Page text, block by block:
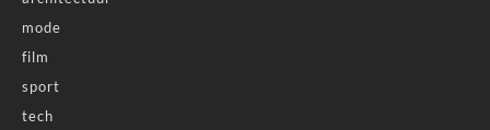
mode
film
sport
tech